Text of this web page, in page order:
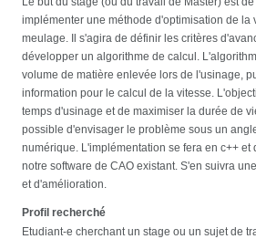
implémenter une méthode d'optimisation de la
meulage. Il s'agira de définir les critères
développer un algorithme de calcul.
volume de matière enlevée lors de l'usinage,
information pour le calcul de la vitesse.
temps d'usinage et de maximiser la durée de
possible d'envisager le problème sous un
numérique. L'implémentation se fera en c++ et
notre software de CAO existant. S'en suivra
et d'amélioration.
Profil recherché
Etudiant-e cherchant un stage ou un sujet de